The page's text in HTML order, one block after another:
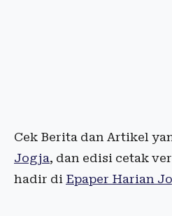
Cek Berita dan Artikel
Jogja, dan edisi cetak
hadir di Epaper Harian